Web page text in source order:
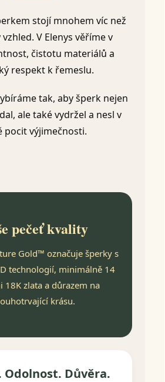
stojí mnohem víc než
V Elenys věříme v
čistotu materiálů a
respekt k řemeslu.
tak, aby šperk nejen
ale také vydržel a nesl v
pocit výjimečnosti.
pečeť kvality
Gold™ označuje šperky s
technologií, minimálně 14
18K zlata a důrazem na
krásu.
Odolnost. Důvěra.